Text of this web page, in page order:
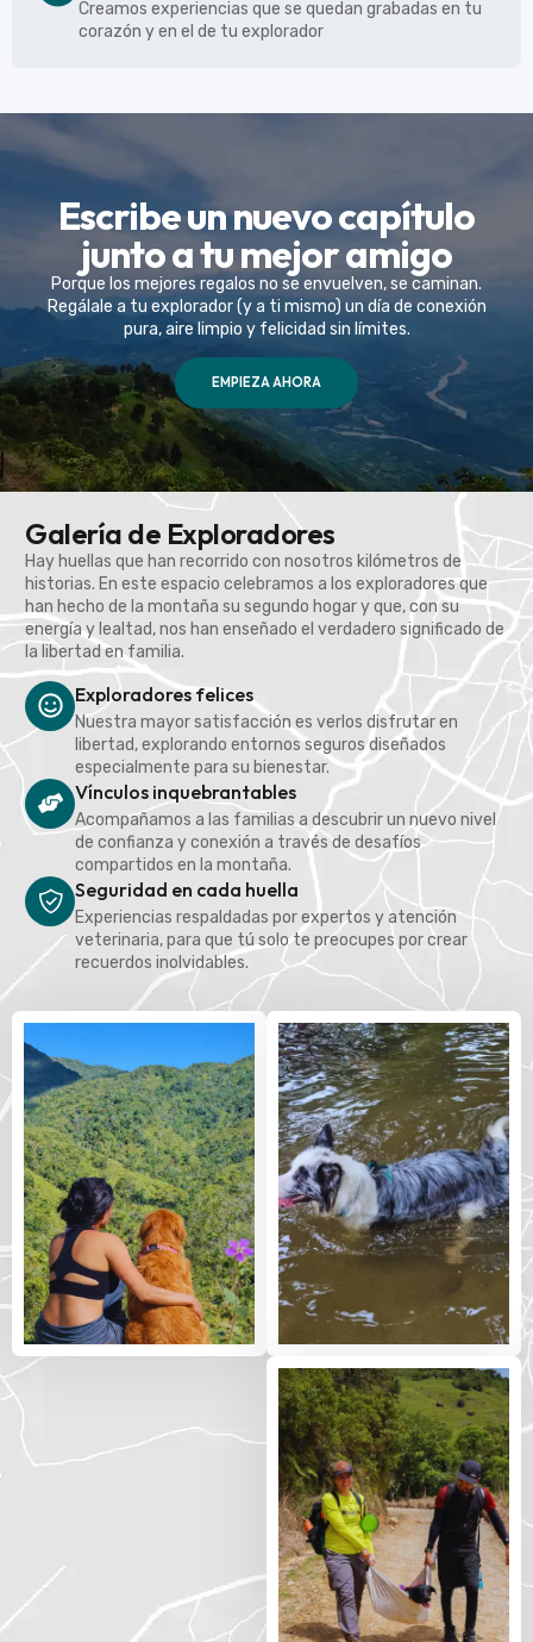
Creamos experiencias que se quedan grabadas en tu
corazón y en el de tu explorador
Escribe un nuevo capítulo
junto a tu mejor amigo
Porque los mejores regalos no se envuelven, se caminan.
Regálale a tu explorador (y a ti mismo) un día de conexión
pura, aire limpio y felicidad sin límites.
EMPIEZA AHORA
Galería de Exploradores
Hay huellas que han recorrido con nosotros kilómetros de
historias. En este espacio celebramos a los exploradores que
han hecho de la montaña su segundo hogar y que, con su
energía y lealtad, nos han enseñado el verdadero significado de
la libertad en familia.
Exploradores felices
Nuestra mayor satisfacción es verlos disfrutar en
libertad, explorando entornos seguros diseñados
especialmente para su bienestar.
Vínculos inquebrantables
Acompañamos a las familias a descubrir un nuevo nivel
de confianza y conexión a través de desafíos
compartidos en la montaña.
Seguridad en cada huella
Experiencias respaldadas por expertos y atención
veterinaria, para que tú solo te preocupes por crear
recuerdos inolvidables.